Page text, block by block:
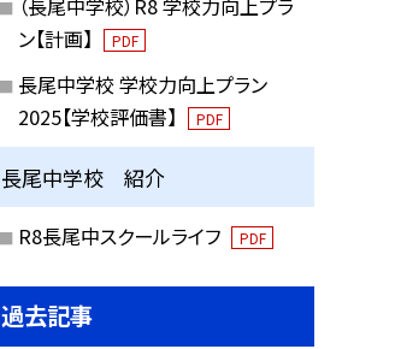
（長尾中学校）R8 学校力向上プラ
ン【計画】
PDF
長尾中学校 学校力向上プラン
2025【学校評価書】
PDF
長尾中学校 紹介
R8長尾中スクールライフ PDF
過去記事